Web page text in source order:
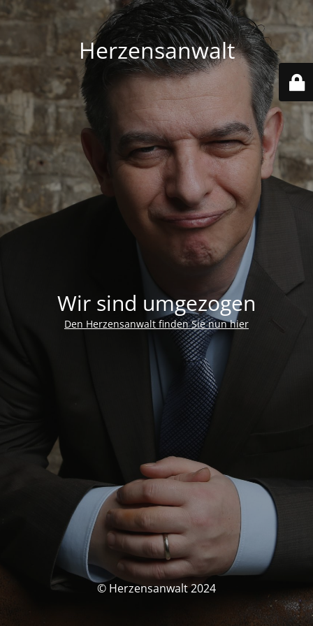
Herzensanwalt
Wir sind umgezogen
Den Herzensanwalt finden Sie nun hier
© Herzensanwalt 2024